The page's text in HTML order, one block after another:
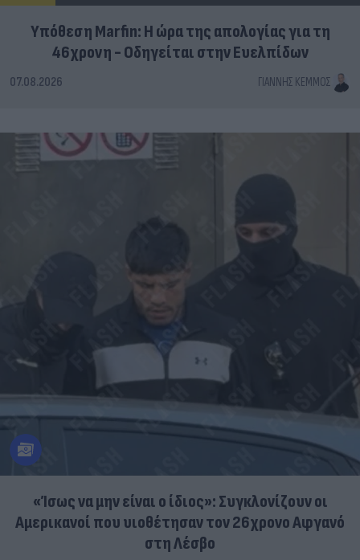
Υπόθεση Marfin: Η ώρα της απολογίας για τη
46χρονη - Οδηγείται στην Ευελπίδων
07.08.2026 ΓΙΆΝΝΗΣ ΚΈΜΜΟΣ
«Ίσως να μην είναι ο ίδιος»: Συγκλονίζουν οι
Αμερικανοί που υιοθέτησαν τον 26χρονο Αφγανό
στη Λέσβο